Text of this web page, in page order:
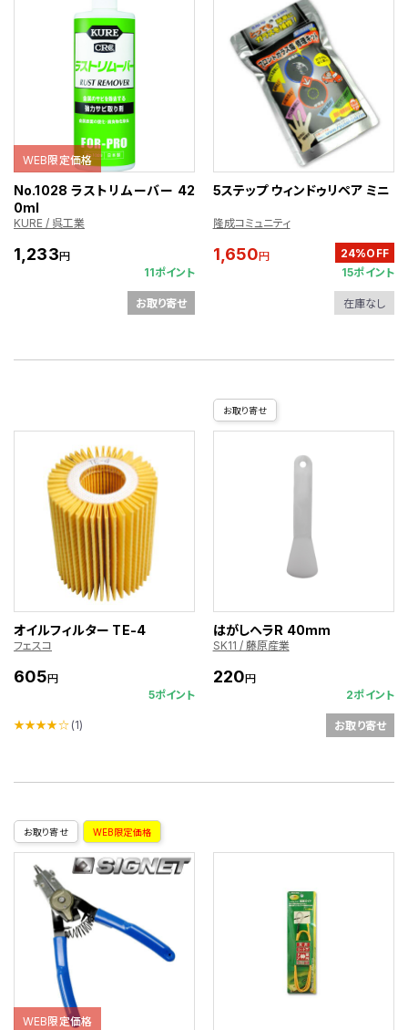
WEB限定価格
No.1028 ラストリムーバー 42
0ml
KURE / 呉工業
1,233円
11ポイント
お取り寄せ
5ステップ ウィンドゥリペア ミニ
隆成コミュニティ
1,650円
24%OFF
15ポイント
在庫なし
オイルフィルター TE-4
フェスコ
605円
5ポイント
★★★★☆ (1)
お取り寄せ
はがしヘラR 40mm
SK11 / 藤原産業
220円
2ポイント
お取り寄せ
お取り寄せ WEB限定価格
WEB限定価格